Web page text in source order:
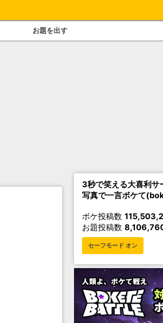
お題を出す
3秒で笑える大喜利サ
写真で一言ボケて
ボケ投稿数
お題投稿数
セーフモード オン